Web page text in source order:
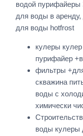
водой пурифайеры
для воды в
для воды hotfrost
кулеры
пурифайер
фильтры
скважина
воды с
химически
воды кулеры